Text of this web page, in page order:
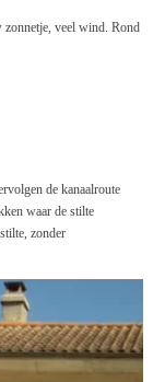
zonnetje, veel wind. Rond
de kanaalroute
waar de stilte
zonder